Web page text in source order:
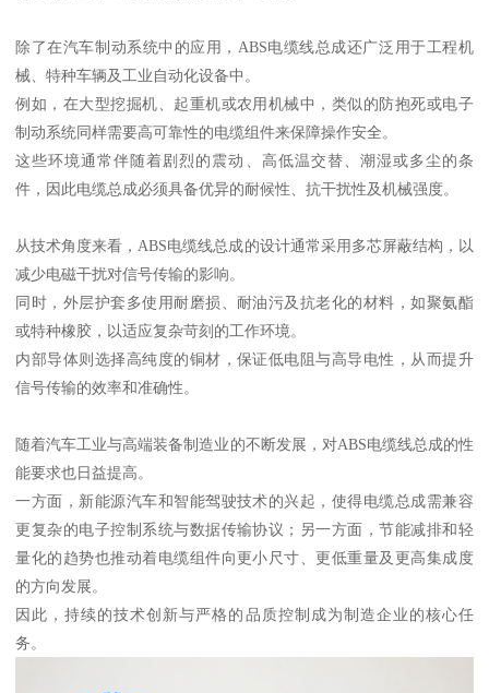
除了在汽车制动系统中的应用，ABS电缆线总成还广泛用于工程机
械、特种车辆及工业自动化设备中。
例如，在大型挖掘机、起重机或农用机械中，类似的防抱死或电子
制动系统同样需要高可靠性的电缆组件来保障操作安全。
这些环境通常伴随着剧烈的震动、高低温交替、潮湿或多尘的条
件，因此电缆总成必须具备优异的耐候性、抗干扰性及机械强度。
从技术角度来看，ABS电缆线总成的设计通常采用多芯屏蔽结构，以
减少电磁干扰对信号传输的影响。
同时，外层护套多使用耐磨损、耐油污及抗老化的材料，如聚氨酯
或特种橡胶，以适应复杂苛刻的工作环境。
内部导体则选择高纯度的铜材，保证低电阻与高导电性，从而提升
信号传输的效率和准确性。
随着汽车工业与高端装备制造业的不断发展，对ABS电缆线总成的性
能要求也日益提高。
一方面，新能源汽车和智能驾驶技术的兴起，使得电缆总成需兼容
更复杂的电子控制系统与数据传输协议；另一方面，节能减排和轻
量化的趋势也推动着电缆组件向更小尺寸、更低重量及更高集成度
的方向发展。
因此，持续的技术创新与严格的品质控制成为制造企业的核心任
务。